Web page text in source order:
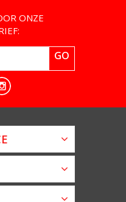
ONZE
GO